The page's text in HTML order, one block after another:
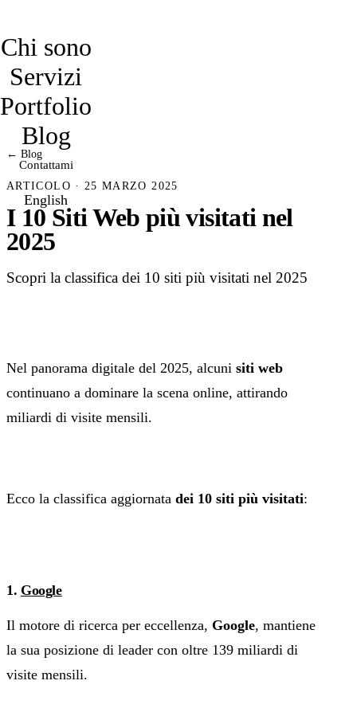
Chi sono
Servizi
Portfolio
Blog
Contattami
English
← Blog
ARTICOLO · 25 MARZO 2025
I 10 Siti Web più visitati nel
2025
Scopri la classifica dei 10 siti più visitati nel 2025
Nel panorama digitale del 2025, alcuni siti web
continuano a dominare la scena online, attirando
miliardi di visite mensili.
Ecco la classifica aggiornata dei 10 siti più visitati:
1. Google
Il motore di ricerca per eccellenza, Google, mantiene
la sua posizione di leader con oltre 139 miliardi di
visite mensili.